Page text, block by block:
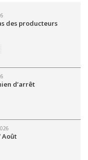
des producteurs
d’arrêt
Août